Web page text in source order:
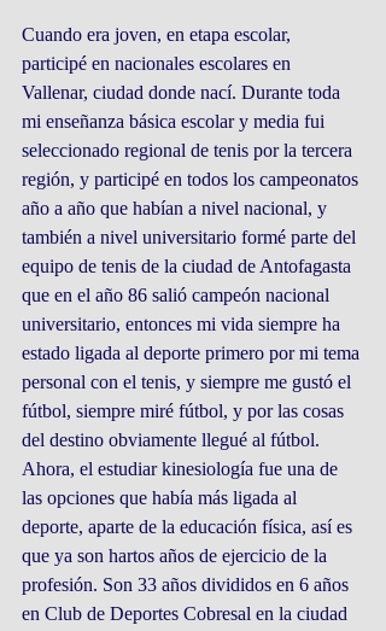
Cuando era joven, en etapa escolar,
participé en nacionales escolares en
Vallenar, ciudad donde nací. Durante toda
mi enseñanza básica escolar y media fui
seleccionado regional de tenis por la tercera
región, y participé en todos los campeonatos
año a año que habían a nivel nacional, y
también a nivel universitario formé parte del
equipo de tenis de la ciudad de Antofagasta
que en el año 86 salió campeón nacional
universitario, entonces mi vida siempre ha
estado ligada al deporte primero por mi tema
personal con el tenis, y siempre me gustó el
fútbol, siempre miré fútbol, y por las cosas
del destino obviamente llegué al fútbol.
Ahora, el estudiar kinesiología fue una de
las opciones que había más ligada al
deporte, aparte de la educación física, así es
que ya son hartos años de ejercicio de la
profesión. Son 33 años divididos en 6 años
en Club de Deportes Cobresal en la ciudad